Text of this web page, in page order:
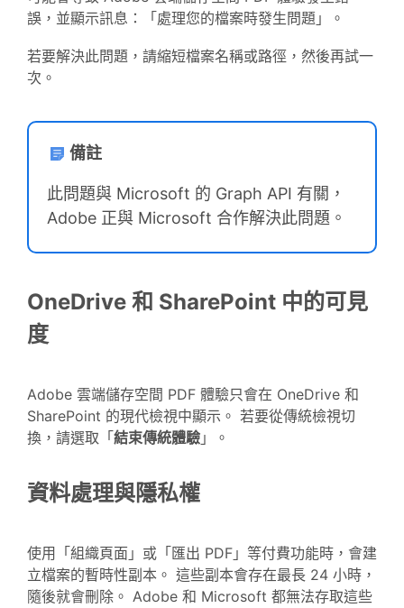
誤，並顯示訊息：「 處理您的檔案時發生問題 」。
若要解決此問題，請縮短檔案名稱或路徑，然後再試一
次。
備註
此問題與 Microsoft 的 Graph API 有關，
Adobe 正與 Microsoft 合作解決此問題。
OneDrive 和 SharePoint 中的可見
度
Adobe 雲端儲存空間 PDF 體驗只會在 OneDrive 和
SharePoint 的現代檢視中顯示。 若要從傳統檢視切
換，請選取「 結束傳統體驗 」。
資料處理與隱私權
使用「組織頁面」或「匯出 PDF」等付費功能時，會建
立檔案的暫時性副本。 這些副本會存在最長 24 小時，
隨後就會刪除。 Adobe 和 Microsoft 都無法存取這些